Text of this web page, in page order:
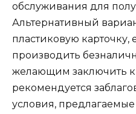
обслуживания для
Альтернативный
пластиковую карточку,
производить
желающим заключить
рекомендуется
условия,